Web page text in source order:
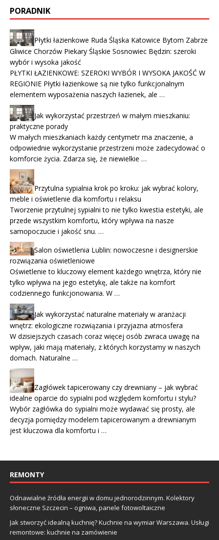
PORADNIK
Płytki łazienkowe Ruda Śląska Katowice Bytom Zabrze
Gliwice Chorzów Piekary Śląskie Sosnowiec Będzin: szeroki
wybór i wysoka jakość
PŁYTKI ŁAZIENKOWE: SZEROKI WYBÓR I WYSOKA JAKOŚĆ W
REGIONIE Płytki łazienkowe są nie tylko funkcjonalnym
elementem wyposażenia naszych łazienek, ale …
Jak wykorzystać przestrzeń w małym mieszkaniu:
praktyczne porady
W małych mieszkaniach każdy centymetr ma znaczenie, a
odpowiednie wykorzystanie przestrzeni może zadecydować o
komforcie życia. Zdarza się, że niewielkie …
Przytulna sypialnia krok po kroku: jak wybrać kolory,
meble i oświetlenie dla komfortu i relaksu
Tworzenie przytulnej sypialni to nie tylko kwestia estetyki, ale
przede wszystkim komfortu, który wpływa na nasze
samopoczucie i jakość snu. …
Salon oświetlenia Lublin: nowoczesne i designerskie
rozwiązania oświetleniowe
Oświetlenie to kluczowy element każdego wnętrza, który nie
tylko wpływa na jego estetykę, ale także na komfort
codziennego funkcjonowania. W …
Jak wykorzystać naturalne materiały w aranżacji
wnętrz: ekologiczne rozwiązania i przyjazna atmosfera
W dzisiejszych czasach coraz więcej osób zwraca uwagę na
wpływ, jaki mają materiały, z których korzystamy w naszych
domach. Naturalne …
Zagłówek tapicerowany czy drewniany – jak wybrać
idealne oparcie do sypialni pod względem komfortu i stylu?
Wybór zagłówka do sypialni może wydawać się prosty, ale
decyzja pomiędzy modelem tapicerowanym a drewnianym
jest kluczowa dla komfortu i …
REMONTY
Odnawialne źródła energii w domu jednorodzinnym. Kolektory
słoneczne Szczecin – ogniwa, panele fotowoltaiczne
Jak stworzyć idealną kuchnię? Kuchnie na wymiar Warszawa. Usługi
remontowe: kuchnie na zamówienie